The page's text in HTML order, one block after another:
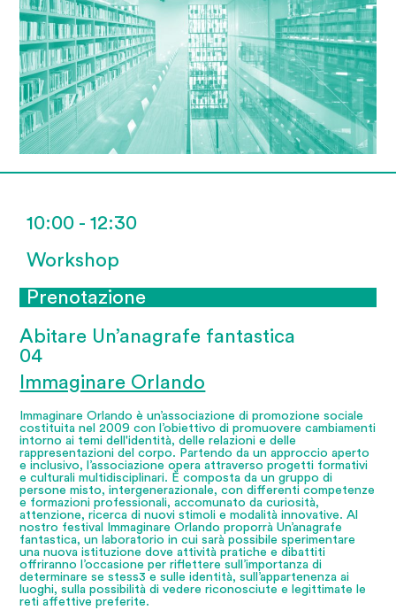
10:00 - 12:30
Workshop
Prenotazione
Abitare Un’anagrafe fantastica
04
Immaginare Orlando
Immaginare Orlando è un’associazione di promozione sociale
costituita nel 2009 con l’obiettivo di promuovere cambiamenti
intorno ai temi dell'identità, delle relazioni e delle
rappresentazioni del corpo. Partendo da un approccio aperto
e inclusivo, l’associazione opera attraverso progetti formativi
e culturali multidisciplinari. È composta da un gruppo di
persone misto, intergenerazionale, con differenti competenze
e formazioni professionali, accomunato da curiosità,
attenzione, ricerca di nuovi stimoli e modalità innovative. Al
nostro festival Immaginare Orlando proporrà Un’anagrafe
fantastica, un laboratorio in cui sarà possibile sperimentare
una nuova istituzione dove attività pratiche e dibattiti
offriranno l’occasione per riflettere sull’importanza di
determinare se stess3 e sulle identità, sull’appartenenza ai
luoghi, sulla possibilità di vedere riconosciute e legittimate le
reti affettive preferite.